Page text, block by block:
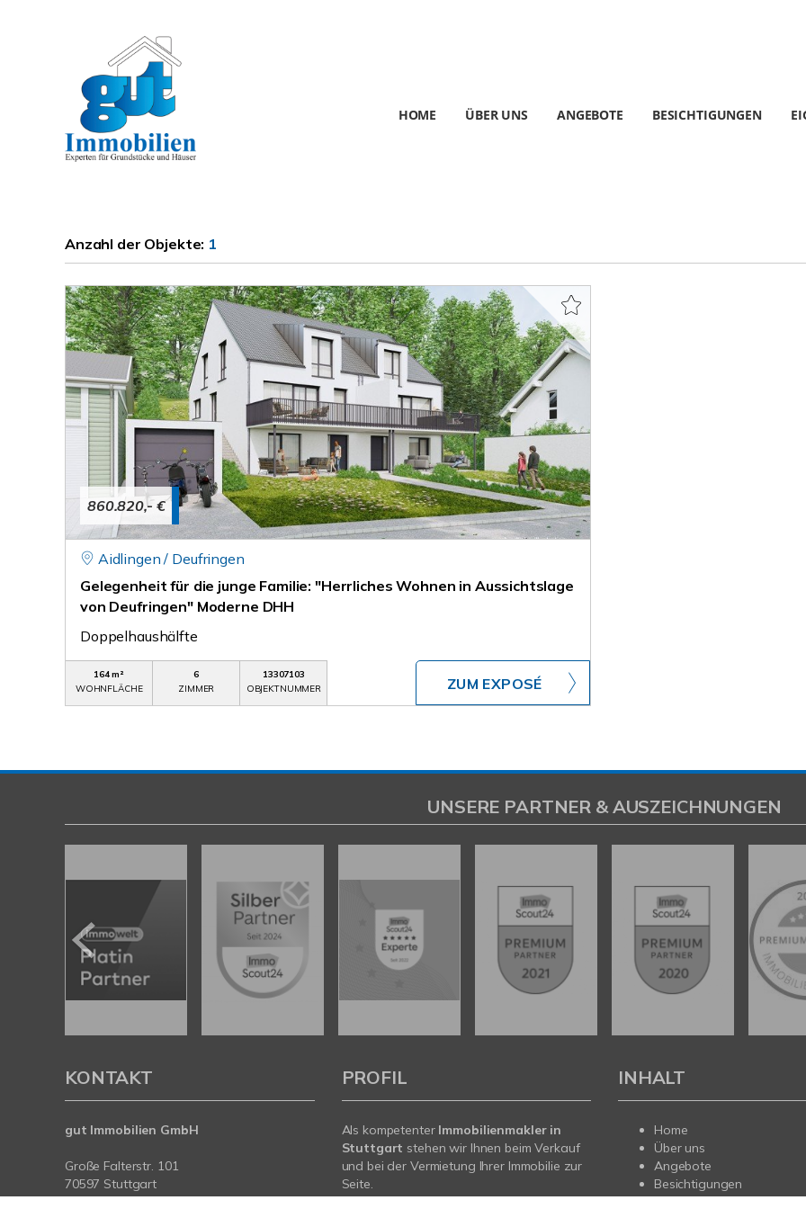
HOME ÜBER UNS ANGEBOTE BESICHTIGUNGEN
Anzahl der Objekte: 1
860.820,- €
Aidlingen / Deufringen
Gelegenheit für die junge Familie: "Herrliches Wohnen in Aussichtslage
von Deufringen" Moderne DHH
Doppelhaushälfte
164 m²
WOHNFLÄCHE
6
ZIMMER
13307103
OBJEKTNUMMER
ZUM EXPOSÉ
UNSERE PARTNER & AUSZEICHNUNGEN
KONTAKT
gut Immobilien GmbH
Große Falterstr. 101
70597 Stuttgart
PROFIL
Als kompetenter Immobilienmakler in
Stuttgart stehen wir Ihnen beim Verkauf
und bei der Vermietung Ihrer Immobilie zur
Seite.
INHALT
Home
Über uns
Angebote
Besichtigungen